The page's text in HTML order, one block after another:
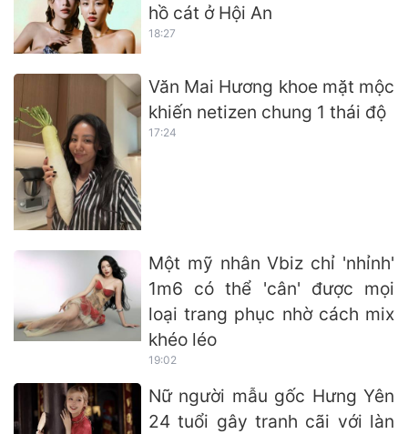
hồ cát ở Hội An
18:27
Văn Mai Hương khoe mặt mộc
khiến netizen chung 1 thái độ
17:24
Một mỹ nhân Vbiz chỉ 'nhỉnh'
1m6 có thể 'cân' được mọi
loại trang phục nhờ cách mix
khéo léo
19:02
Nữ người mẫu gốc Hưng Yên
24 tuổi gây tranh cãi với làn